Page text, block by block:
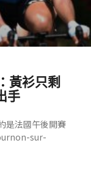
黃衫只剩
手
是法國午後開賽
sur-